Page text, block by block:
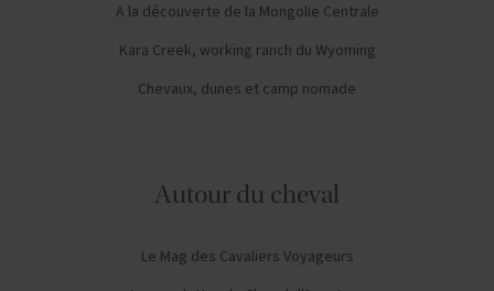
A la découverte de la Mongolie Centrale
Kara Creek, working ranch du Wyoming
Chevaux, dunes et camp nomade
Autour du cheval
Le Mag des Cavaliers Voyageurs